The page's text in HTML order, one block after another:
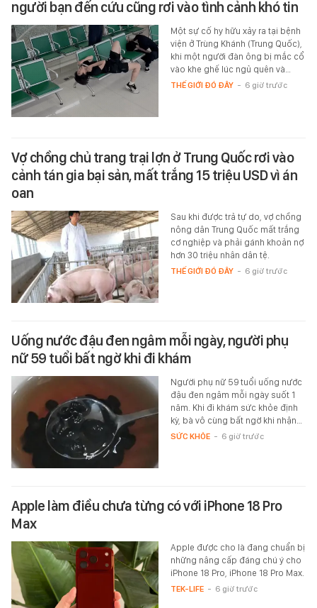
người bạn đến cứu cũng rơi vào tình cảnh khó tin
Một sự cố hy hữu xảy ra tại bệnh
viện ở Trùng Khánh (Trung Quốc),
khi một người đàn ông bị mắc cổ
vào khe ghế lúc ngủ quên và…
THẾ GIỚI ĐÓ ĐÂY - 6 giờ trước
Vợ chồng chủ trang trại lợn ở Trung Quốc rơi vào
cảnh tán gia bại sản, mất trắng 15 triệu USD vì án
oan
Sau khi được trả tự do, vợ chồng
nông dân Trung Quốc mất trắng
cơ nghiệp và phải gánh khoản nợ
hơn 30 triệu nhân dân tệ.
THẾ GIỚI ĐÓ ĐÂY - 6 giờ trước
Uống nước đậu đen ngâm mỗi ngày, người phụ
nữ 59 tuổi bất ngờ khi đi khám
Người phụ nữ 59 tuổi uống nước
đậu đen ngâm mỗi ngày suốt 1
năm. Khi đi khám sức khỏe định
kỳ, bà vô cùng bất ngờ khi nhận…
SỨC KHỎE - 6 giờ trước
Apple làm điều chưa từng có với iPhone 18 Pro
Max
Apple được cho là đang chuẩn bị
những nâng cấp đáng chú ý cho
iPhone 18 Pro, iPhone 18 Pro Max.
TEK-LIFE - 6 giờ trước